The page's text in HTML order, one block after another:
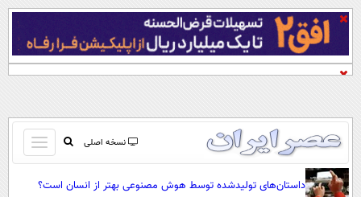
نسخه اصلی
باز
و
بسته
صفحه اول
داستان‌های تولیدشده توسط هوش مصنوعی بهتر از انسان است؟